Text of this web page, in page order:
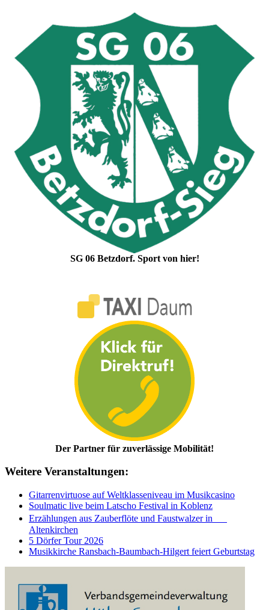
SG 06 Betzdorf. Sport von hier!
Der Partner für zuverlässige Mobilität!
Weitere Veranstaltungen:
Gitarrenvirtuose auf Weltklasseniveau im Musikcasino
Soulmatic live beim Latscho Festival in Koblenz
Erzählungen aus Zauberflöte und Faustwalzer in
Altenkirchen
5 Dörfer Tour 2026
Musikkirche Ransbach-Baumbach-Hilgert feiert Geburtstag